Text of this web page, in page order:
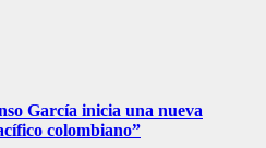
García inicia una nueva
colombiano”